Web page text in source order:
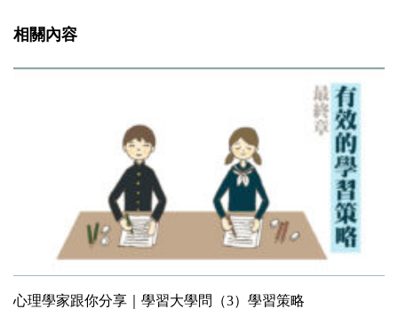
相關內容
心理學家跟你分享｜學習大學問（3）學習策略